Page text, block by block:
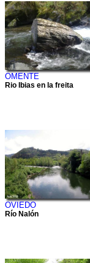
OMENTE
Rio Ibias en la freita
OVIEDO
Río Nalón